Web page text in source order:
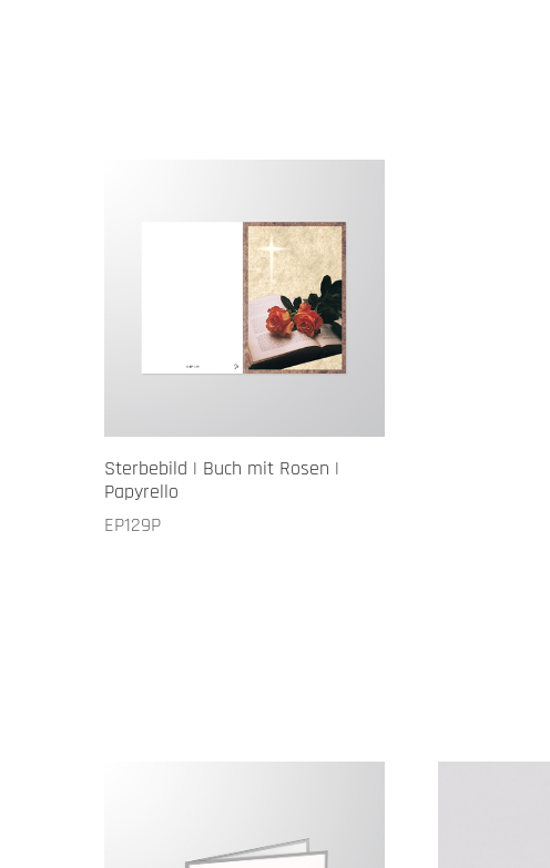
Sterbebild | Buch mit Rosen |
Papyrello
EP129P